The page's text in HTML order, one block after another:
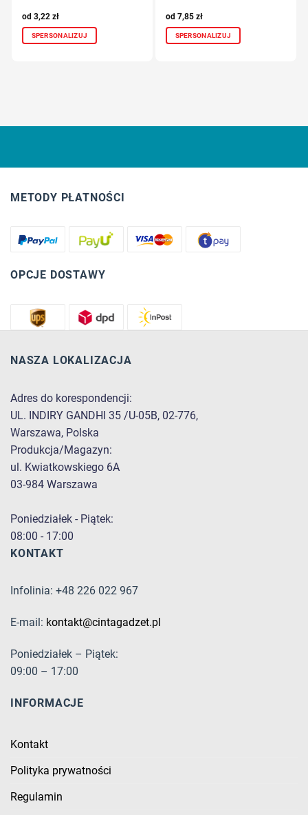
3,22 zł
SPERSONALIZUJ
7,85 zł
SPERSONALIZUJ
METODY PŁATNOŚCI
OPCJE DOSTAWY
NASZA LOKALIZACJA
Adres do korespondencji:
UL. INDIRY GANDHI 35 /U-05B, 02-776,
Warszawa, Polska
Produkcja/Magazyn:
ul. Kwiatkowskiego 6A
03-984 Warszawa
Poniedziałek - Piątek:
08:00 - 17:00
KONTAKT
Infolinia: +48 226 022 967
E-mail: kontakt@cintagadzet.pl
Poniedziałek – Piątek:
09:00 – 17:00
INFORMACJE
Kontakt
Polityka prywatności
Regulamin